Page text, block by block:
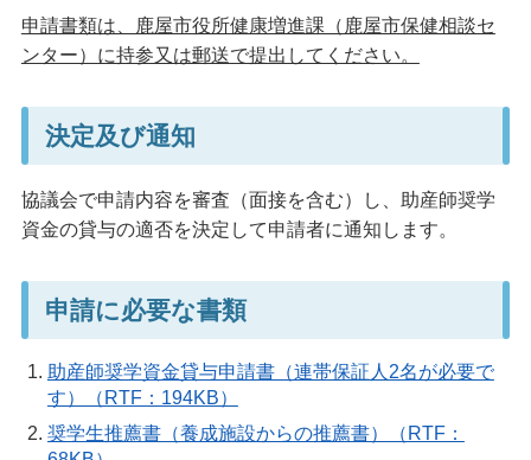
申請書類は、鹿屋市役所健康増進課（鹿屋市保健相談セ
ンター）に持参又は郵送で提出してください。
決定及び通知
協議会で申請内容を審査（面接を含む）し、助産師奨学
資金の貸与の適否を決定して申請者に通知します。
申請に必要な書類
助産師奨学資金貸与申請書（連帯保証人2名が必要で
す）（RTF：194KB）
奨学生推薦書（養成施設からの推薦書）（RTF：